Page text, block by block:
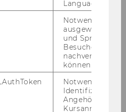
oft wegen des En­er­gie­
der für den Be­trieb des
Language
Notwendig um
ausgewählte
und
Besuchers
nachverfolgen
können.
Notwendig zur
Identifizierung
Angehörige/r für
Kursanmeldung.